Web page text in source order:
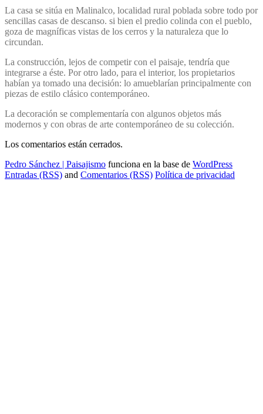
La casa se sitúa en Malinalco, localidad rural poblada sobre todo por
sencillas casas de descanso. si bien el predio colinda con el pueblo,
goza de magníficas vistas de los cerros y la naturaleza que lo
circundan.
La construcción, lejos de competir con el paisaje, tendría que
integrarse a éste. Por otro lado, para el interior, los propietarios
habían ya tomado una decisión: lo amueblarían principalmente con
piezas de estilo clásico contemporáneo.
La decoración se complementaría con algunos objetos más
modernos y con obras de arte contemporáneo de su colección.
Los comentarios están cerrados.
Pedro Sánchez | Paisajismo funciona en la base de WordPress
Entradas (RSS) and Comentarios (RSS) Política de privacidad